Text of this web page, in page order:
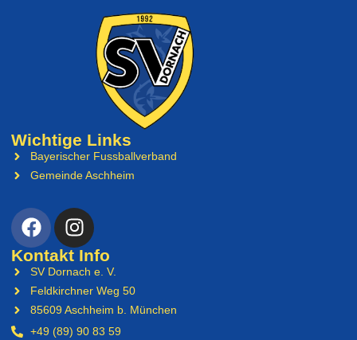
Wichtige Links
Bayerischer Fussballverband
Gemeinde Aschheim
Kontakt Info
SV Dornach e. V.
Feldkirchner Weg 50
85609 Aschheim b. München
+49 (89) 90 83 59